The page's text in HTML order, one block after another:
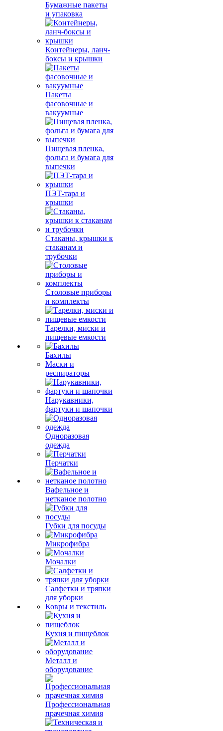
Бумажные пакеты
и упаковка
Контейнеры, ланч-
боксы и крышки
Пакеты
фасовочные и
вакуумные
Пищевая пленка,
фольга и бумага для
выпечки
ПЭТ-тара и
крышки
Стаканы, крышки к
стаканам и
трубочки
Столовые приборы
и комплекты
Тарелки, миски и
пищевые емкости
Бахилы
Маски и
респираторы
Нарукавники,
фартуки и шапочки
Одноразовая
одежда
Перчатки
Вафельное и
нетканое полотно
Губки для посуды
Микрофибра
Мочалки
Салфетки и тряпки
для уборки
Ковры и текстиль
Кухня и пищеблок
Металл и
оборудование
Профессиональная
прачечная химия